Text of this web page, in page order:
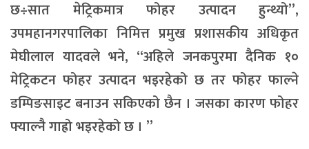
छ÷सात मेट्रिकमात्र फोहर उत्पादन हुन्थ्यो”,
उपमहानगरपालिका निमित्त प्रमुख प्रशासकीय अधिकृत
मेघीलाल यादवले भने, “अहिले जनकपुरमा दैनिक १०
मेट्रिकटन फोहर उत्पादन भइरहेको छ तर फोहर फाल्ने
डम्पिङसाइट बनाउन सकिएको छैन । जसका कारण फोहर
फ्याल्नै गाह्रो भइरहेको छ । ”